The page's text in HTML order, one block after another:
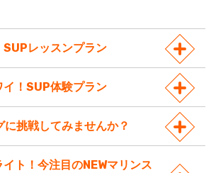
レッスンプラン
イ！SUP体験プラン
挑戦してみませんか？
ト！今注目のNEWマリンス